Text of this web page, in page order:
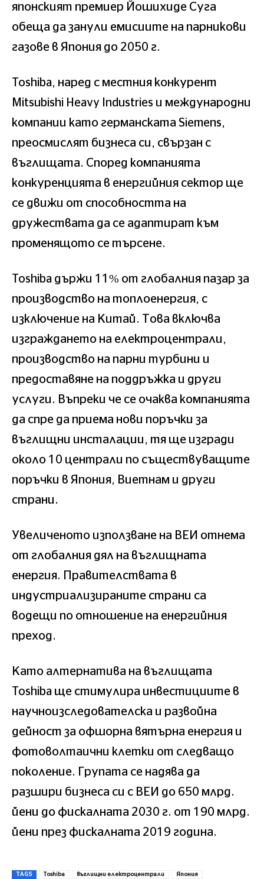
японският премиер Йошихиде Суга
обеща да занули емисиите на парникови
газове в Япония до 2050 г.
Toshiba, наред с местния конкурент
Mitsubishi Heavy Industries и международни
компании като германската Siemens,
преосмислят бизнеса си, свързан с
въглищата. Според компанията
конкуренцията в енергийния сектор ще
се движи от способността на
дружествата да се адаптират към
променящото се търсене.
Toshiba държи 11% от глобалния пазар за
производство на топлоенергия, с
изключение на Китай. Това включва
изграждането на електроцентрали,
производство на парни турбини и
предоставяне на поддръжка и други
услуги. Въпреки че се очаква компанията
да спре да приема нови поръчки за
въглищни инсталации, тя ще изгради
около 10 централи по съществуващите
поръчки в Япония, Виетнам и други
страни.
Увеличеното използване на ВЕИ отнема
от глобалния дял на въглищната
енергия. Правителствата в
индустриализираните страни са
водещи по отношение на енергийния
преход.
Като алтернатива на въглищата
Toshiba ще стимулира инвестициите в
научноизследователска и развойна
дейност за офшорна вятърна енергия и
фотоволтаични клетки от следващо
поколение. Групата се надява да
разшири бизнеса си с ВЕИ до 650 млрд.
йени до фискалната 2030 г. от 190 млрд.
йени през фискалната 2019 година.
TAGS Toshiba въглищни електроцентрали Япония